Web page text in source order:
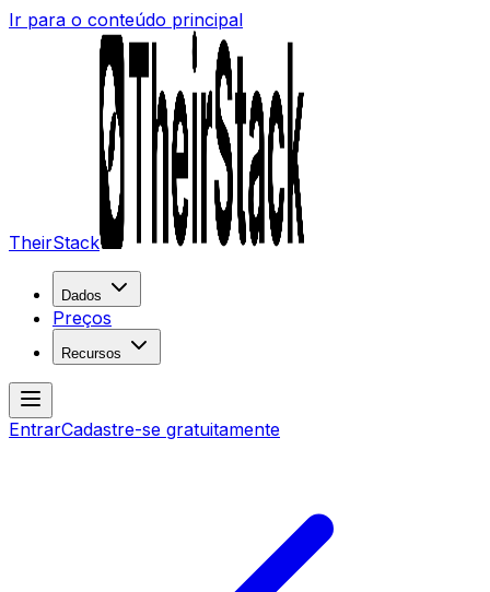
Ir para o conteúdo principal
TheirStack
Dados
Preços
Recursos
EntrarCadastre-se gratuitamente